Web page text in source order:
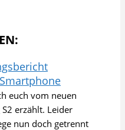
euch vom neuen
erzählt. Leider
nun doch getrennt